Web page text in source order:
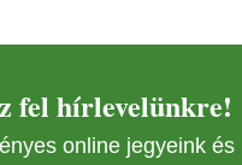
fel hírlevelünkre!
online jegyeink és